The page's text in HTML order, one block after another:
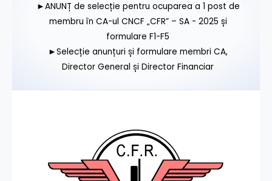
►ANUNȚ de selecție pentru ocuparea a 1 post de
membru în CA-ul CNCF „CFR” – SA - 2025 și
formulare F1-F5
►Selecție anunțuri și formulare membri CA,
Director General și Director Financiar